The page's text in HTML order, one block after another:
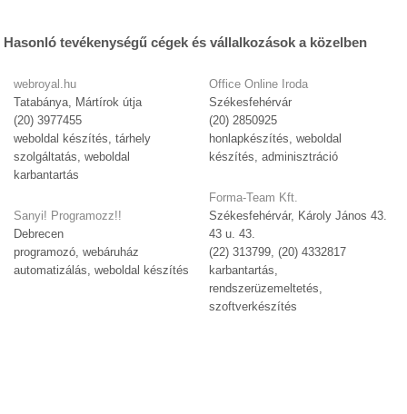
Hasonló tevékenységű cégek és vállalkozások a közelben
webroyal.hu
Tatabánya, Mártírok útja
(20) 3977455
weboldal készítés, tárhely
szolgáltatás, weboldal
karbantartás
Sanyi! Programozz!!
Debrecen
programozó, webáruház
automatizálás, weboldal készítés
Office Online Iroda
Székesfehérvár
(20) 2850925
honlapkészítés, weboldal
készítés, adminisztráció
Forma-Team Kft.
Székesfehérvár, Károly János 43.
43 u. 43.
(22) 313799, (20) 4332817
karbantartás,
rendszerüzemeltetés,
szoftverkészítés